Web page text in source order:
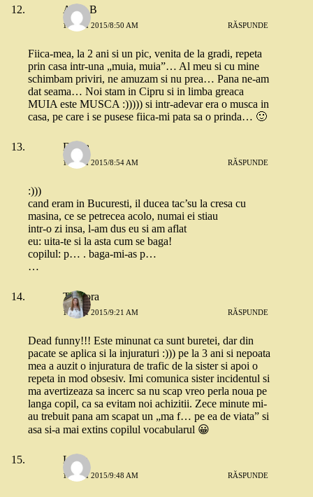
Anca B
18 MAI 2015/8:50 AM RĂSPUNDE
Fiica-mea, la 2 ani si un pic, venita de la gradi, repeta
prin casa intr-una „muia, muia”… Al meu si cu mine
schimbam priviri, ne amuzam si nu prea… Pana ne-am
dat seama… Noi stam in Cipru si in limba greaca
MUIA este MUSCA :))))) si intr-adevar era o musca in
casa, pe care i se pusese fiica-mi pata sa o prinda… 🙂
Diana
18 MAI 2015/8:54 AM RĂSPUNDE
:)))
cand eram in Bucuresti, il ducea tac’su la cresa cu
masina, ce se petrecea acolo, numai ei stiau
intr-o zi insa, l-am dus eu si am aflat
eu: uita-te si la asta cum se baga!
copilul: p… . baga-mi-as p…
…
Teodora
18 MAI 2015/9:21 AM RĂSPUNDE
Dead funny!!! Este minunat ca sunt buretei, dar din
pacate se aplica si la injuraturi :))) pe la 3 ani si nepoata
mea a auzit o injuratura de trafic de la sister si apoi o
repeta in mod obsesiv. Imi comunica sister incidentul si
ma avertizeaza sa incerc sa nu scap vreo perla noua pe
langa copil, ca sa evitam noi achizitii. Zece minute mi-
au trebuit pana am scapat un „ma f… pe ea de viata” si
asa si-a mai extins copilul vocabularul 😀
Luiza
18 MAI 2015/9:48 AM RĂSPUNDE